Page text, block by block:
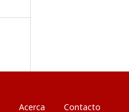
Acerca Contacto